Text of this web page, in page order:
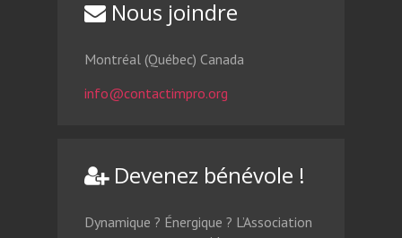
Nous joindre
Montréal (Québec) Canada
info@contactimpro.org
Devenez bénévole !
Dynamique ? Énergique ? L’Association